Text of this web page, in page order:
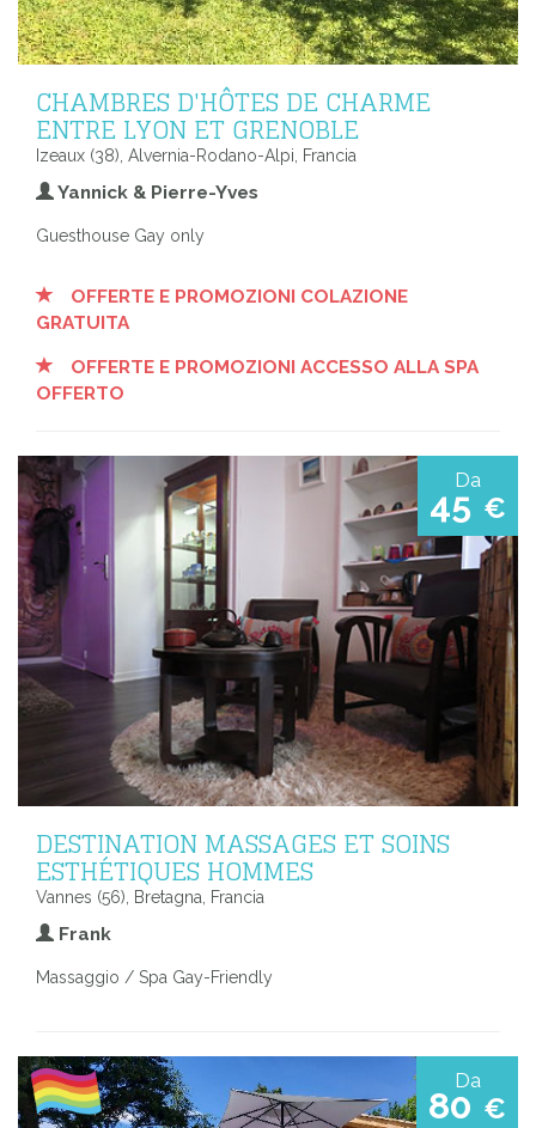
CHAMBRES D'HÔTES DE CHARME
ENTRE LYON ET GRENOBLE
Izeaux (38), Alvernia-Rodano-Alpi, Francia
Yannick & Pierre-Yves
Guesthouse Gay only
OFFERTE E PROMOZIONI COLAZIONE
GRATUITA
OFFERTE E PROMOZIONI ACCESSO ALLA SPA
OFFERTO
Da
45 €
DESTINATION MASSAGES ET SOINS
ESTHÉTIQUES HOMMES
Vannes (56), Bretagna, Francia
Frank
Massaggio / Spa Gay-Friendly
Da
80 €